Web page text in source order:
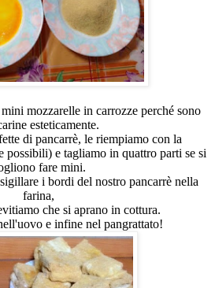
mozzarelle in carrozze perché sono
esteticamente.
di pancarrè, le riempiamo con la
possibili) e tagliamo in quattro parti se si
fare mini.
i bordi del nostro pancarrè nella
farina,
che si aprano in cottura.
e infine nel pangrattato!